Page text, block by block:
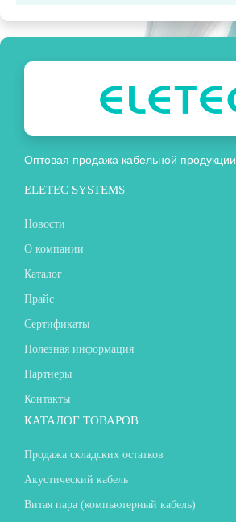
Оптовая продажа кабельной продукции
ELETEC SYSTEMS
Новости
О компании
Каталог
Прайс
Сертификаты
Полезная информация
Партнеры
Контакты
КАТАЛОГ ТОВАРОВ
Продажа складских остатков
Акустический кабель
Витая пара (компьютерный кабель)